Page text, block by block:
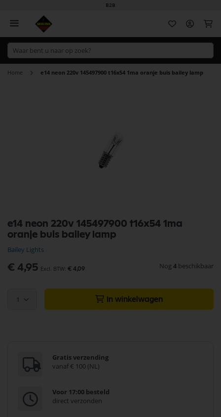
B2B
Home e14 neon 220v 145497900 t16x54 1ma oranje buis bailey lamp
e14 neon 220v 145497900 t16x54 1ma
oranje buis bailey lamp
Bailey Lights
€ 4,95 € 4,09 Nog 4 beschikbaar
1 In winkelwagen
Gratis verzending
vanaf € 100 (NL)
Voor 17:00 besteld
direct verzonden
naar
het
van
de
afbeeldingen-